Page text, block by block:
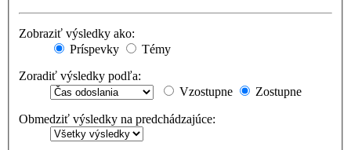
Zobraziť výsledky ako:
Príspevky
Témy
Zoradiť výsledky podľa:
Vzostupne
Zostupne
Obmedziť výsledky na predchádzajúce: